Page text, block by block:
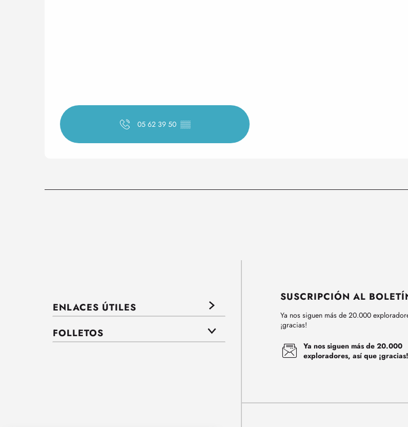
05 62 39 50 ▒▒
ENLACES ÚTILES
FOLLETOS
SUSCRIPCIÓN AL
Ya nos siguen más de 20.000
¡gracias!
Ya nos siguen más de 20.000
exploradores, así que ¡gracias!